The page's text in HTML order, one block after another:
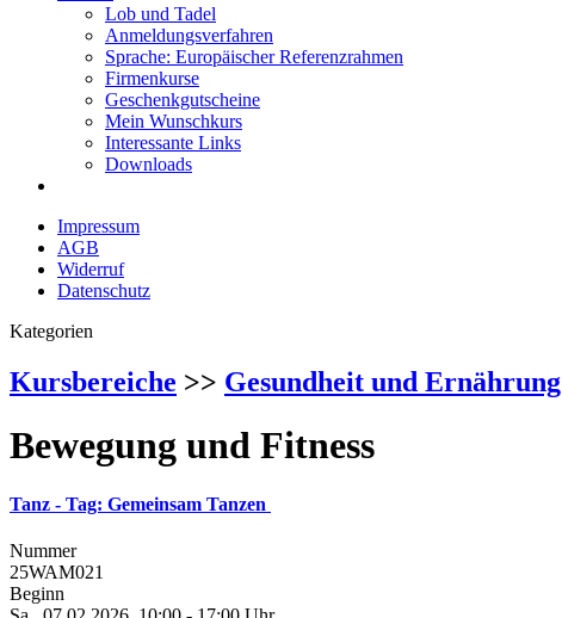
Lob und Tadel
Anmeldungsverfahren
Sprache: Europäischer Referenzrahmen
Firmenkurse
Geschenkgutscheine
Mein Wunschkurs
Interessante Links
Downloads
Impressum
AGB
Widerruf
Datenschutz
Kategorien
Kursbereiche >> Gesundheit und Ernährung
Bewegung und Fitness
Tanz - Tag: Gemeinsam Tanzen
Nummer
25WAM021
Beginn